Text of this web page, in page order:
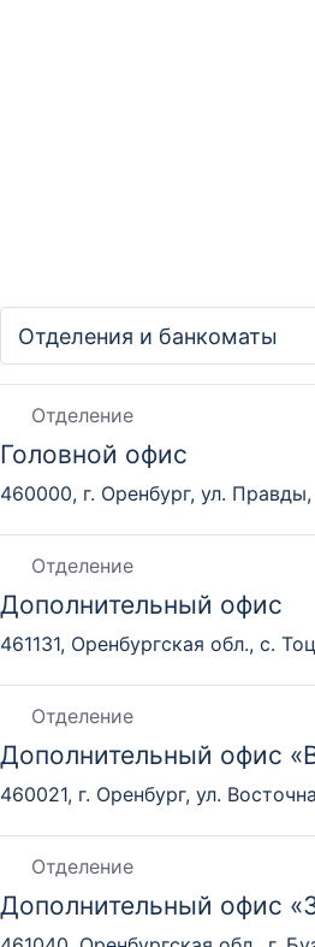
Отделение
Головной офис
460000, г. Оренбург, ул.
Отделение
Дополнительный офис
461131, Оренбургская обл., с.
Отделение
Дополнительный офис
460021, г. Оренбург, ул.
Отделение
Дополнительный офис